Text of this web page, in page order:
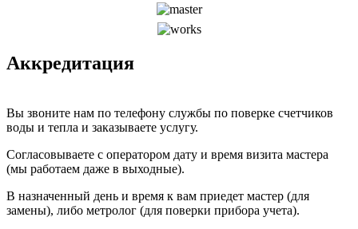
Аккредитация
Вы звоните нам по телефону службы по поверке счетчиков
воды и тепла и заказываете услугу.
Согласовываете с оператором дату и время визита мастера
(мы работаем даже в выходные).
В назначенный день и время к вам приедет мастер (для
замены), либо метролог (для поверки прибора учета).